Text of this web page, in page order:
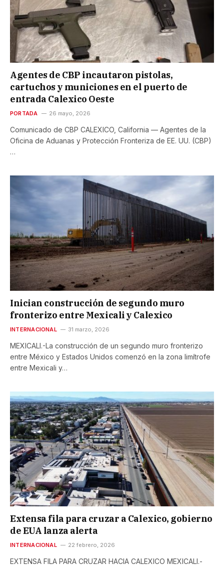
Agentes de CBP incautaron pistolas,
cartuchos y municiones en el puerto de
entrada Calexico Oeste
PORTADA 26 mayo, 2026
Comunicado de CBP CALEXICO, California — Agentes de la
Oficina de Aduanas y Protección Fronteriza de EE. UU. (CBP)
…
Inician construcción de segundo muro
fronterizo entre Mexicali y Calexico
INTERNACIONAL 31 marzo, 2026
MEXICALI.-La construcción de un segundo muro fronterizo
entre México y Estados Unidos comenzó en la zona limítrofe
entre Mexicali y…
Extensa fila para cruzar a Calexico, gobierno
de EUA lanza alerta
INTERNACIONAL 22 febrero, 2026
EXTENSA FILA PARA CRUZAR HACIA CALEXICO MEXICALI.-